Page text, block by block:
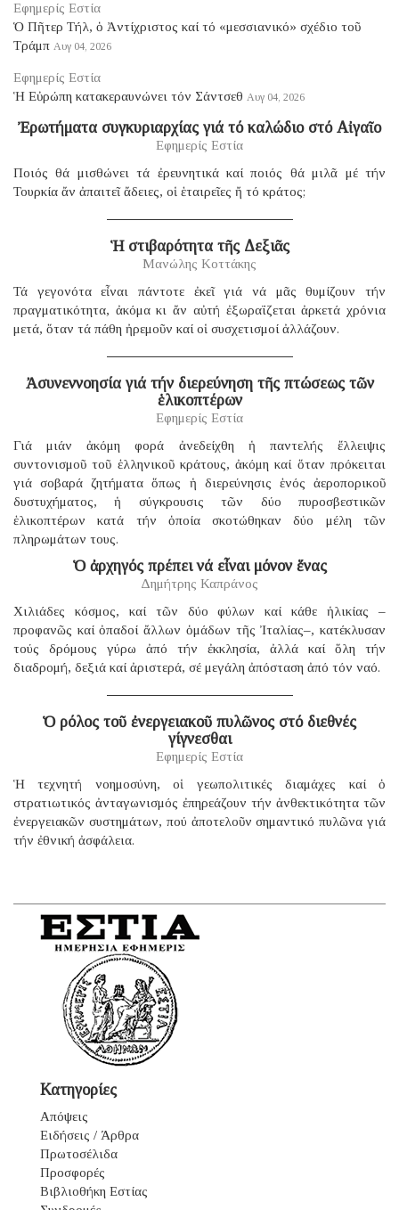
Εφημερίς Εστία
Ὁ Πῆτερ Τήλ, ὁ Ἀντίχριστος καί τό «μεσσιανικό» σχέδιο τοῦ
Τράμπ Αυγ 04, 2026
Εφημερίς Εστία
Ἡ Εὐρώπη κατακεραυνώνει τόν Σάντσεθ Αυγ 04, 2026
Ἐρωτήματα συγκυριαρχίας γιά τό καλώδιο στό Αἰγαῖο
Εφημερίς Εστία
Ποιός θά μισθώνει τά ἐρευνητικά καί ποιός θά μιλᾶ μέ τήν
Τουρκία ἄν ἀπαιτεῖ ἄδειες, οἱ ἑταιρεῖες ἤ τό κράτος;
Ἡ στιβαρότητα τῆς Δεξιᾶς
Μανώλης Κοττάκης
Τά γεγονότα εἶναι πάντοτε ἐκεῖ γιά νά μᾶς θυμίζουν τήν
πραγματικότητα, ἀκόμα κι ἄν αὐτή ἐξωραΐζεται ἀρκετά χρόνια
μετά, ὅταν τά πάθη ἠρεμοῦν καί οἱ συσχετισμοί ἀλλάζουν.
Ἀσυνεννοησία γιά τήν διερεύνηση τῆς πτώσεως τῶν
ἑλικοπτέρων
Εφημερίς Εστία
Γιά μιάν ἀκόμη φορά ἀνεδείχθη ἡ παντελής ἔλλειψις
συντονισμοῦ τοῦ ἑλληνικοῦ κράτους, ἀκόμη καί ὅταν πρόκειται
γιά σοβαρά ζητήματα ὅπως ἡ διερεύνησις ἑνός ἀεροπορικοῦ
δυστυχήματος, ἡ σύγκρουσις τῶν δύο πυροσβεστικῶν
ἑλικοπτέρων κατά τήν ὁποία σκοτώθηκαν δύο μέλη τῶν
πληρωμάτων τους.
Ὁ ἀρχηγός πρέπει νά εἶναι μόνον ἕνας
Δημήτρης Καπράνος
Χιλιάδες κόσμος, καί τῶν δύο φύλων καί κάθε ἡλικίας –
προφανῶς καί ὀπαδοί ἄλλων ὁμάδων τῆς Ἰταλίας–, κατέκλυσαν
τούς δρόμους γύρω ἀπό τήν ἐκκλησία, ἀλλά καί ὅλη τήν
διαδρομή, δεξιά καί ἀριστερά, σέ μεγάλη ἀπόσταση ἀπό τόν ναό.
Ὁ ρόλος τοῦ ἐνεργειακοῦ πυλῶνος στό διεθνές
γίγνεσθαι
Εφημερίς Εστία
Ἡ τεχνητή νοημοσύνη, οἱ γεωπολιτικές διαμάχες καί ὁ
στρατιωτικός ἀνταγωνισμός ἐπηρεάζουν τήν ἀνθεκτικότητα τῶν
ἐνεργειακῶν συστημάτων, πού ἀποτελοῦν σημαντικό πυλῶνα γιά
τήν ἐθνική ἀσφάλεια.
Κατηγορίες
Απόψεις
Ειδήσεις / Άρθρα
Πρωτοσέλιδα
Προσφορές
Βιβλιοθήκη Εστίας